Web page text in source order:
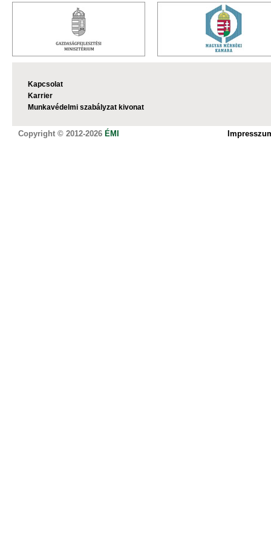
Kapcsolat
Karrier
Munkavédelmi szabályzat kivonat
Copyright © 2012-2026 ÉMI